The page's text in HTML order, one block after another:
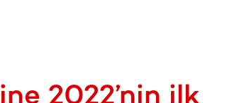
2022’nin ilk